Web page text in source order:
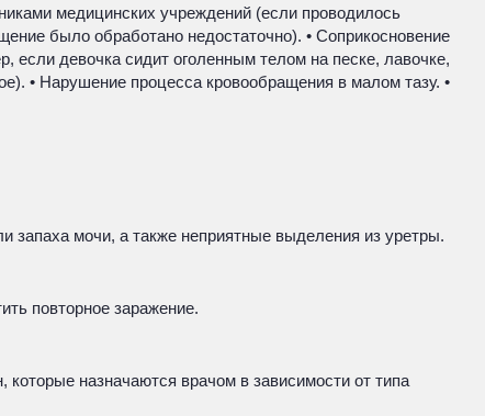
медицинских учреждений (если проводилось
было обработано недостаточно). • Соприкосновение
если девочка сидит оголенным телом на песке, лавочке,
• Нарушение процесса кровообращения в малом тазу. •
запаха мочи, а также неприятные выделения из уретры.
повторное заражение.
назначаются врачом в зависимости от типа